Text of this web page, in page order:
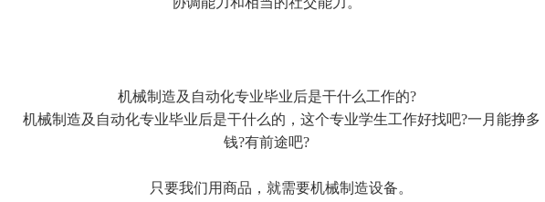
机械制造及自动化专业毕业后是干什么工作的?
机械制造及自动化专业毕业后是干什么的，这个专业学生工作好找吧?一月能挣多
钱?有前途吧?
只要我们用商品，就需要机械制造设备。